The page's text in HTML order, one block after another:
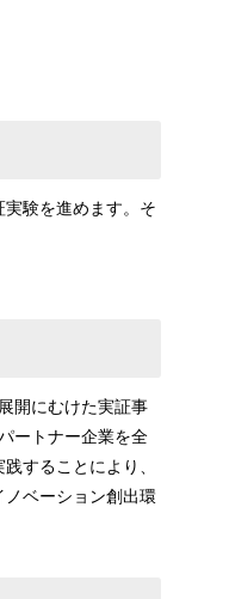
験を進めます。そ
開にむけた実証事
ートナー企業を全
することにより、
ベーション創出環